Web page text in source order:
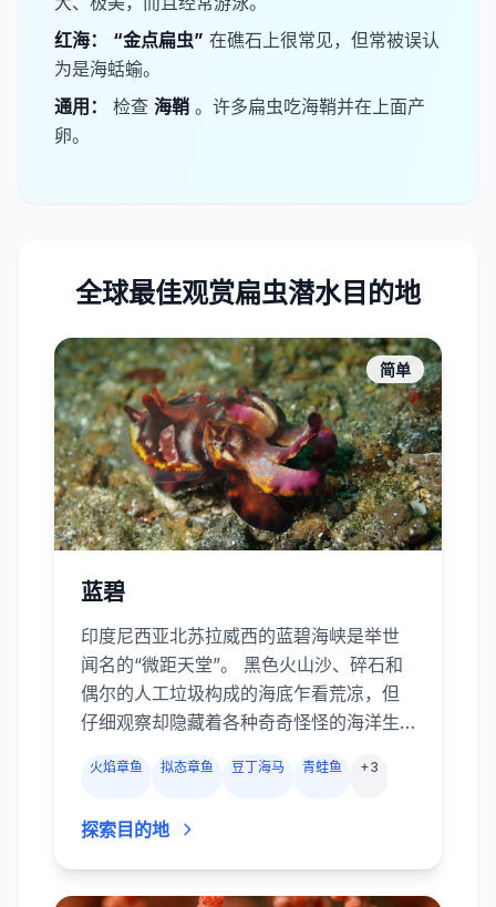
​红海：
“金点扁虫” 在礁石上很常见，但常被误认
为是海蛞蝓。
​通用：
检查 ​海鞘 。许多扁虫吃海鞘并在上面产
卵。
全球最佳观赏扁虫潜水目的地
简单
蓝碧
印度尼西亚北苏拉威西的蓝碧海峡是举世
闻名的“微距天堂”。 黑色火山沙、碎石和
偶尔的人工垃圾构成的海底乍看荒凉，但
仔细观察却隐藏着各种奇奇怪怪的海洋生
章鱼和蓝环章鱼、华丽的幽灵海龙、小小
蝓。 大多数潜点水浅且几乎无流，非常适
合微距摄影爱好者。除了偶尔几处色彩艳
丽的珊瑚礁外，蓝碧的精髓就是在黑沙中
火焰章鱼 拟态章鱼 豆丁海马 青蛙鱼 +3
探索目的地